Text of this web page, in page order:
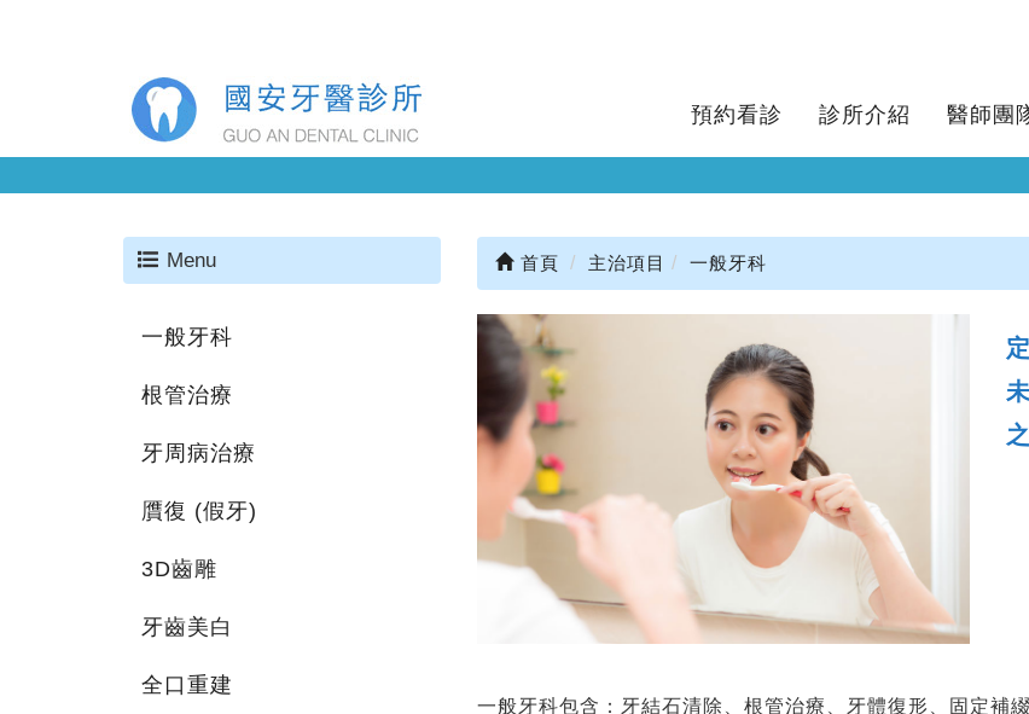
預約看診 診所介紹 醫師團
Menu
一般牙科
根管治療
牙周病治療
贋復 (假牙)
3D齒雕
牙齒美白
全口重建
首頁 主治項目 一般牙科
一般牙科包含：牙結石清除、根管治療、牙體復形、固定補